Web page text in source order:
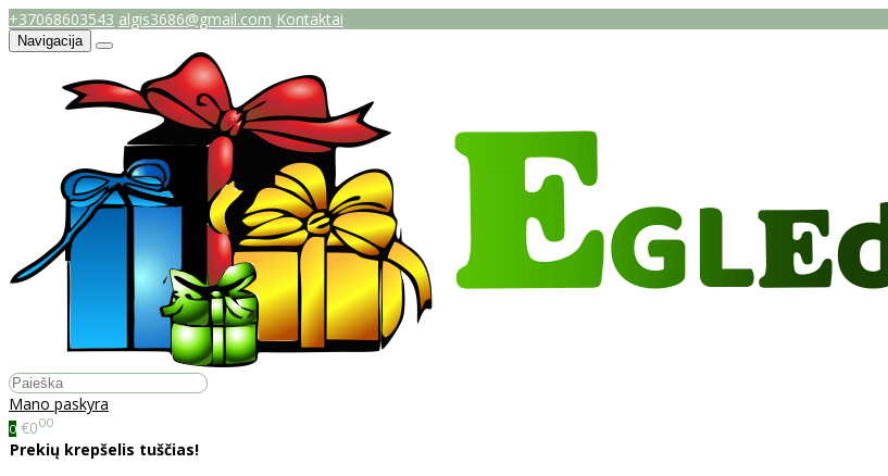
+37068603543 algis3686@gmail.com Kontaktai
Navigacija
Mano paskyra
0 €000
Prekių krepšelis tuščias!